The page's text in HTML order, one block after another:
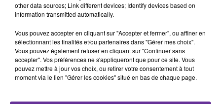
12 août 2022 - 11 min 19 sec
12/08/22
LB
JOURNAL EN LANGUE ARABE
other data sources; Link different devices; Identify devices based on
information transmitted automatically.
Vous pouvez accepter en cliquant sur "Accepter et fermer", ou affiner en
sélectionnant les finalités et/ou partenaires dans "Gérer mes choix".
Vous pouvez également refuser en cliquant sur "Continuer sans
accepter". Vos préférences ne s'appliqueront que pour ce site. Vous
pouvez mettre à jour vos choix, ou retirer votre consentement à tout
moment via le lien "Gérer les cookies" situé en bas de chaque page.